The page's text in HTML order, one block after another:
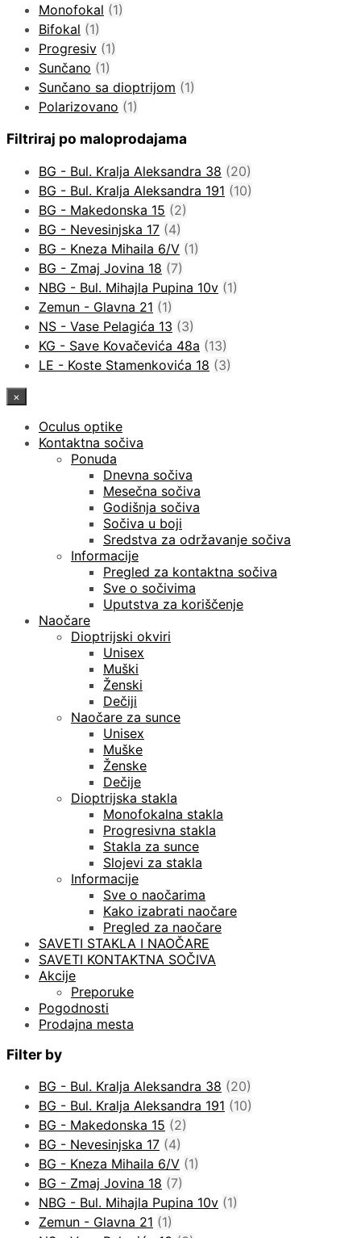
Monofokal (1)
Bifokal (1)
Progresiv (1)
Sunčano (1)
Sunčano sa dioptrijom (1)
Polarizovano (1)
Filtriraj po maloprodajama
BG - Bul. Kralja Aleksandra 38 (20)
BG - Bul. Kralja Aleksandra 191 (10)
BG - Makedonska 15 (2)
BG - Nevesinjska 17 (4)
BG - Kneza Mihaila 6/V (1)
BG - Zmaj Jovina 18 (7)
NBG - Bul. Mihajla Pupina 10v (1)
Zemun - Glavna 21 (1)
NS - Vase Pelagića 13 (3)
KG - Save Kovačevića 48a (13)
LE - Koste Stamenkovića 18 (3)
×
Oculus optike
Kontaktna sočiva
Ponuda
Dnevna sočiva
Mesečna sočiva
Godišnja sočiva
Sočiva u boji
Sredstva za održavanje sočiva
Informacije
Pregled za kontaktna sočiva
Sve o sočivima
Uputstva za koriščenje
Naočare
Dioptrijski okviri
Unisex
Muški
Ženski
Dečiji
Naočare za sunce
Unisex
Muške
Ženske
Dečije
Dioptrijska stakla
Monofokalna stakla
Progresivna stakla
Stakla za sunce
Slojevi za stakla
Informacije
Sve o naočarima
Kako izabrati naočare
Pregled za naočare
SAVETI STAKLA I NAOČARE
SAVETI KONTAKTNA SOČIVA
Akcije
Preporuke
Pogodnosti
Prodajna mesta
Filter by
BG - Bul. Kralja Aleksandra 38 (20)
BG - Bul. Kralja Aleksandra 191 (10)
BG - Makedonska 15 (2)
BG - Nevesinjska 17 (4)
BG - Kneza Mihaila 6/V (1)
BG - Zmaj Jovina 18 (7)
NBG - Bul. Mihajla Pupina 10v (1)
Zemun - Glavna 21 (1)